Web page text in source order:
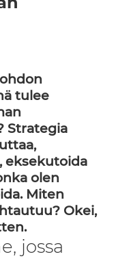
tulee
Strategia
eksekutoida
olen
Miten
Okei,
jossa